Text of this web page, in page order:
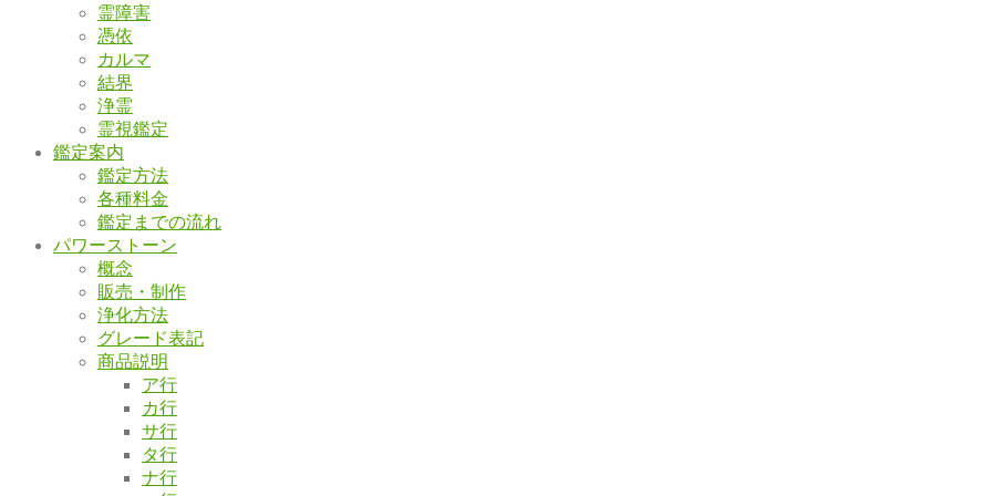
霊障害
憑依
カルマ
結界
浄霊
霊視鑑定
鑑定案内
鑑定方法
各種料金
鑑定までの流れ
パワーストーン
概念
販売・制作
浄化方法
グレード表記
商品説明
ア行
カ行
サ行
タ行
ナ行